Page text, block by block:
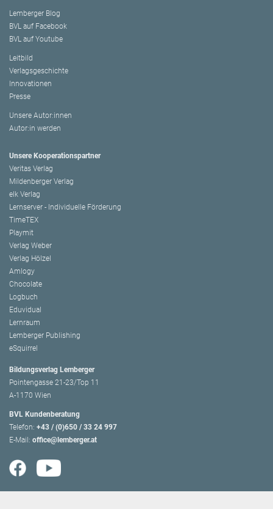
Lemberger Blog
BVL auf Facebook
BVL auf Youtube
Leitbild
Verlagsgeschichte
Innovationen
Presse
Unsere Autor:innen
Autor:in werden
Unsere Kooperationspartner
Veritas Verlag
Mildenberger Verlag
elk Verlag
Lernserver - Individuelle Förderung
TimeTEX
Playmit
Verlag Weber
Verlag Hölzel
Amlogy
Chocolate
Logbuch
Eduvidual
Lernraum
Lemberger Publishing
eSquirrel
Bildungsverlag Lemberger
Pointengasse 21-23/Top 11
A-1170 Wien
BVL Kundenberatung
Telefon: +43 / (0)650 / 33 24 997
E-Mail: office@lemberger.at